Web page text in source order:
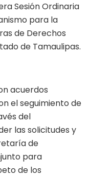
Sesión Ordinaria
para la
de Derechos
de Tamaulipas.
acuerdos
el seguimiento de
del
las solicitudes y
de
para
de los